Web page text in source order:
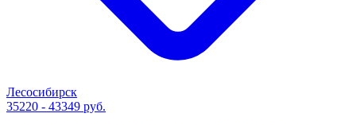
Лесосибирск
35220 - 43349 руб.